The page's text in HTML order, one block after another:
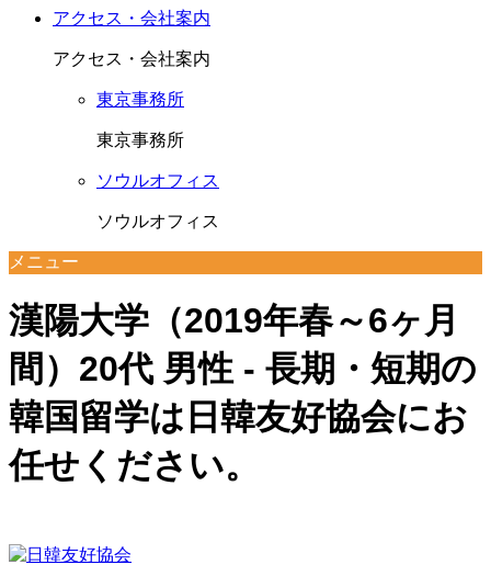
アクセス・会社案内
アクセス・会社案内
東京事務所
東京事務所
ソウルオフィス
ソウルオフィス
メニュー
漢陽大学（2019年春～6ヶ月
間）20代 男性 - 長期・短期の
韓国留学は日韓友好協会にお
任せください。